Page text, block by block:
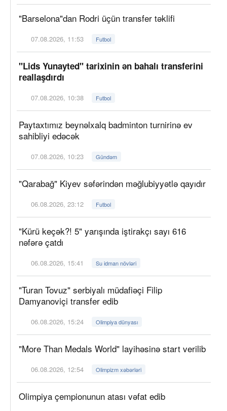
"Barselona"dan Rodri üçün transfer təklifi
07.08.2026, 11:53 Futbol
"Lids Yunayted" tarixinin ən bahalı transferini
reallaşdırdı
07.08.2026, 10:38 Futbol
Paytaxtımız beynəlxalq badminton turnirinə ev
sahibliyi edəcək
07.08.2026, 10:23 Gündəm
"Qarabağ" Kiyev səfərindən məğlubiyyətlə qayıdır
06.08.2026, 23:12 Futbol
"Kürü keçək?! 5" yarışında iştirakçı sayı 616
nəfərə çatdı
06.08.2026, 15:41 Su idman növləri
"Turan Tovuz" serbiyalı müdafiəçi Filip
Damyanoviçi transfer edib
06.08.2026, 15:24 Olimpiya dünyası
"More Than Medals World" layihəsinə start verilib
06.08.2026, 12:54 Olimpizm xəbərləri
Olimpiya çempionunun atası vəfat edib